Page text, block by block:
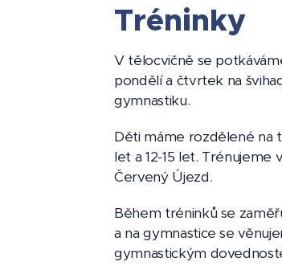
Tréninky
V tělocvičně se
pondělí a čtvrtek na
gymnastiku.
Děti máme rozdělené na
let a 12-15 let. Trénujeme
Červený Újezd.
Během tréninků se
a na gymnastice se
gymnastickým